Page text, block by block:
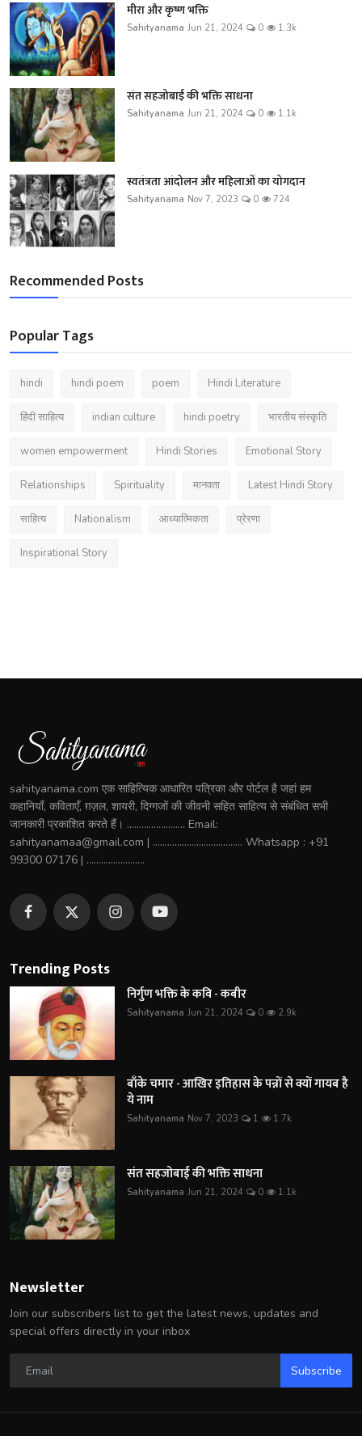
मीरा और कृष्ण भक्ति
Sahityanama Jun 21, 2024 0 1.3k
संत सहजोबाई की भक्ति साधना
Sahityanama Jun 21, 2024 0 1.1k
स्वतंत्रता आंदोलन और महिलाओं का योगदान
Sahityanama Nov 7, 2023 0 724
Recommended Posts
Popular Tags
hindi hindi poem poem Hindi Literature
हिंदी साहित्य indian culture hindi poetry भारतीय संस्कृति
women empowerment Hindi Stories Emotional Story
Relationships Spirituality मानवता Latest Hindi Story
साहित्य Nationalism आध्यात्मिकता प्रेरणा
Inspirational Story
sahityanama.com एक साहित्यिक आधारित पत्रिका और पोर्टल है जहां हम
कहानियाँ, कविताएँ, ग़ज़ल, शायरी, दिग्गजों की जीवनी सहित साहित्य से संबंधित सभी
जानकारी प्रकाशित करते हैं। ........................ Email:
sahityanamaa@gmail.com | ..................................... Whatsapp : +91
99300 07176 | ........................
Trending Posts
निर्गुण भक्ति के कवि - कबीर
Sahityanama Jun 21, 2024 0 2.9k
बाँके चमार - आखिर इतिहास के पन्नों से क्यों गायब है
ये नाम
Sahityanama Nov 7, 2023 1 1.7k
संत सहजोबाई की भक्ति साधना
Sahityanama Jun 21, 2024 0 1.1k
Newsletter
Join our subscribers list to get the latest news, updates and
special offers directly in your inbox
Subscribe